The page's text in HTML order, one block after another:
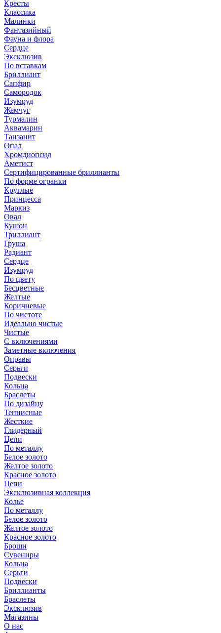
Кресты
Классика
Малинки
Фантазийный
Фауна и флора
Сердце
Эксклюзив
По вставкам
Бриллиант
Сапфир
Самородок
Изумруд
Жемчуг
Турмалин
Аквамарин
Танзанит
Опал
Хромдиопсид
Аметист
Сертифицированные бриллианты
По форме огранки
Круглые
Принцесса
Маркиз
Овал
Кушон
Триллиант
Груша
Радиант
Сердце
Изумруд
По цвету
Бесцветные
Желтые
Коричневые
По чистоте
Идеально чистые
Чистые
С включениями
Заметные включения
Оправы
Серьги
Подвески
Кольца
Браслеты
По дизайну
Теннисные
Жесткие
Глидерный
Цепи
По металлу
Белое золото
Желтое золото
Красное золото
Цепи
Эксклюзивная коллекция
Колье
По металлу
Белое золото
Желтое золото
Красное золото
Броши
Сувениры
Кольца
Серьги
Подвески
Бриллианты
Браслеты
Эксклюзив
Магазины
О нас